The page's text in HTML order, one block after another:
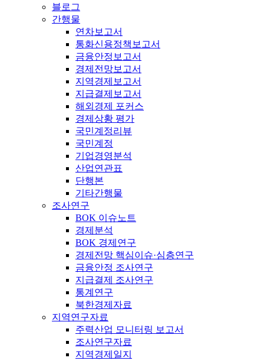
블로그
간행물
연차보고서
통화신용정책보고서
금융안정보고서
경제전망보고서
지역경제보고서
지급결제보고서
해외경제 포커스
경제상황 평가
국민계정리뷰
국민계정
기업경영분석
산업연관표
단행본
기타간행물
조사연구
BOK 이슈노트
경제분석
BOK 경제연구
경제전망 핵심이슈·심층연구
금융안정 조사연구
지급결제 조사연구
통계연구
북한경제자료
지역연구자료
주력산업 모니터링 보고서
조사연구자료
지역경제일지